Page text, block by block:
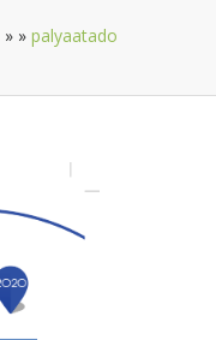
» » palyaatado